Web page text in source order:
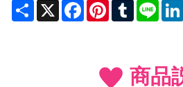
Share X FacebookPinterestTumblrLine
商品